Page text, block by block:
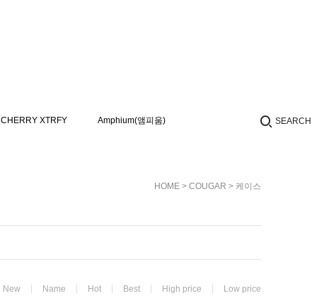
SEARCH
CHERRY XTRFY Amphium(앰피움)
HOME > COUGAR > 케이스
New Name Hot Best High price Low price